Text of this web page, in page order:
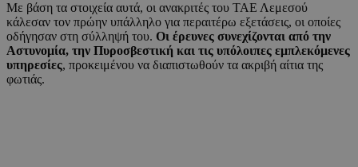
Με βάση τα στοιχεία αυτά, οι ανακριτές του ΤΑΕ Λεμεσού
κάλεσαν τον πρώην υπάλληλο για περαιτέρω εξετάσεις, οι οποίες
οδήγησαν στη σύλληψή του. Οι έρευνες συνεχίζονται από την
Αστυνομία, την Πυροσβεστική και τις υπόλοιπες εμπλεκόμενες
υπηρεσίες, προκειμένου να διαπιστωθούν τα ακριβή αίτια της
φωτιάς.